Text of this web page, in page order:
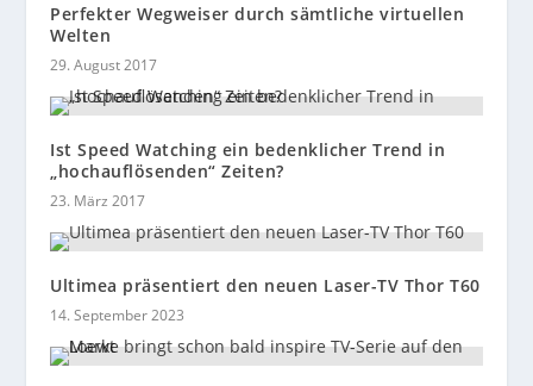
Perfekter Wegweiser durch sämtliche virtuellen
Welten
29. August 2017
Ist Speed Watching ein bedenklicher Trend in
„hochauflösenden“ Zeiten?
23. März 2017
Ultimea präsentiert den neuen Laser-TV Thor T60
14. September 2023